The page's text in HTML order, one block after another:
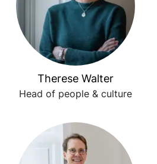
Therese Walter
Head of people & culture